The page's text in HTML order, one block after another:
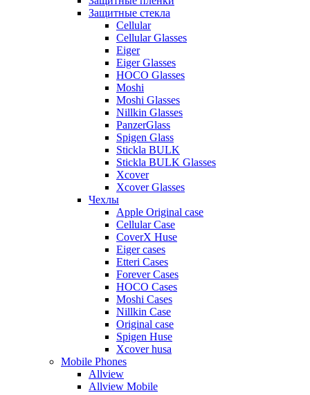
Защитные стекла
Cellular
Cellular Glasses
Eiger
Eiger Glasses
HOCO Glasses
Moshi
Moshi Glasses
Nillkin Glasses
PanzerGlass
Spigen Glass
Stickla BULK
Stickla BULK Glasses
Xcover
Xcover Glasses
Чехлы
Apple Original case
Cellular Case
CoverX Huse
Eiger cases
Etteri Cases
Forever Cases
HOCO Cases
Moshi Cases
Nillkin Case
Original case
Spigen Huse
Xcover husa
Mobile Phones
Allview
Allview Mobile